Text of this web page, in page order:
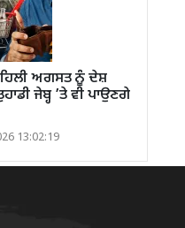
ਅਗਸਤ ਨੂੰ ਦੇਸ਼
ਜੇਬ੍ਹ ’ਤੇ ਵੀ ਪਾਉਣਗੇ
13:02:19